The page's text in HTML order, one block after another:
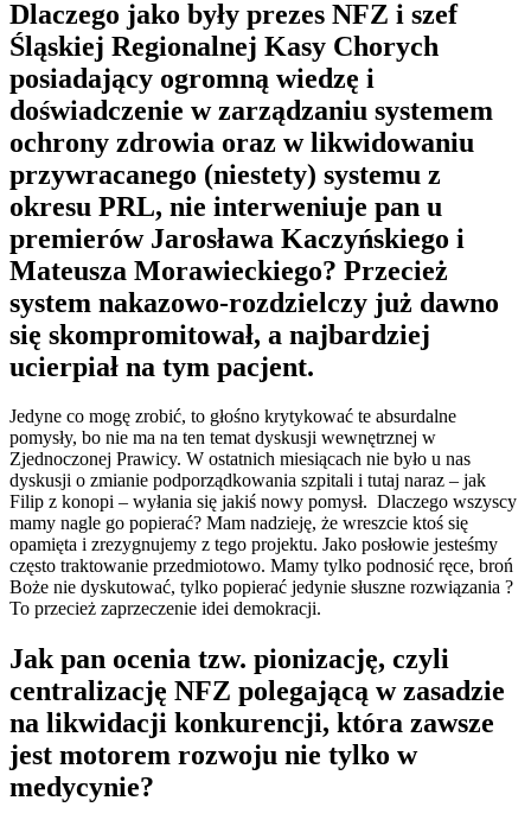
Dlaczego jako były prezes NFZ i szef
Śląskiej Regionalnej Kasy Chorych
posiadający ogromną wiedzę i
doświadczenie w zarządzaniu systemem
ochrony zdrowia oraz w likwidowaniu
przywracanego (niestety) systemu z
okresu PRL, nie interweniuje pan u
premierów Jarosława Kaczyńskiego i
Mateusza Morawieckiego? Przecież
system nakazowo-rozdzielczy już dawno
się skompromitował, a najbardziej
ucierpiał na tym pacjent.
Jedyne co mogę zrobić, to głośno krytykować te absurdalne
pomysły, bo nie ma na ten temat dyskusji wewnętrznej w
Zjednoczonej Prawicy. W ostatnich miesiącach nie było u nas
dyskusji o zmianie podporządkowania szpitali i tutaj naraz – jak
Filip z konopi – wyłania się jakiś nowy pomysł. Dlaczego wszyscy
mamy nagle go popierać? Mam nadzieję, że wreszcie ktoś się
opamięta i zrezygnujemy z tego projektu. Jako posłowie jesteśmy
często traktowanie przedmiotowo. Mamy tylko podnosić ręce, broń
Boże nie dyskutować, tylko popierać jedynie słuszne rozwiązania ?
To przecież zaprzeczenie idei demokracji.
Jak pan ocenia tzw. pionizację, czyli
centralizację NFZ polegającą w zasadzie
na likwidacji konkurencji, która zawsze
jest motorem rozwoju nie tylko w
medycynie?